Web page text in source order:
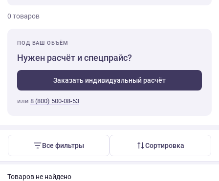
0 товаров
ПОД ВАШ ОБЪЁМ
Нужен расчёт и спецпрайс?
Заказать индивидуальный расчёт
или 8 (800) 500-08-53
Все фильтры Сортировка
Товаров не найдено